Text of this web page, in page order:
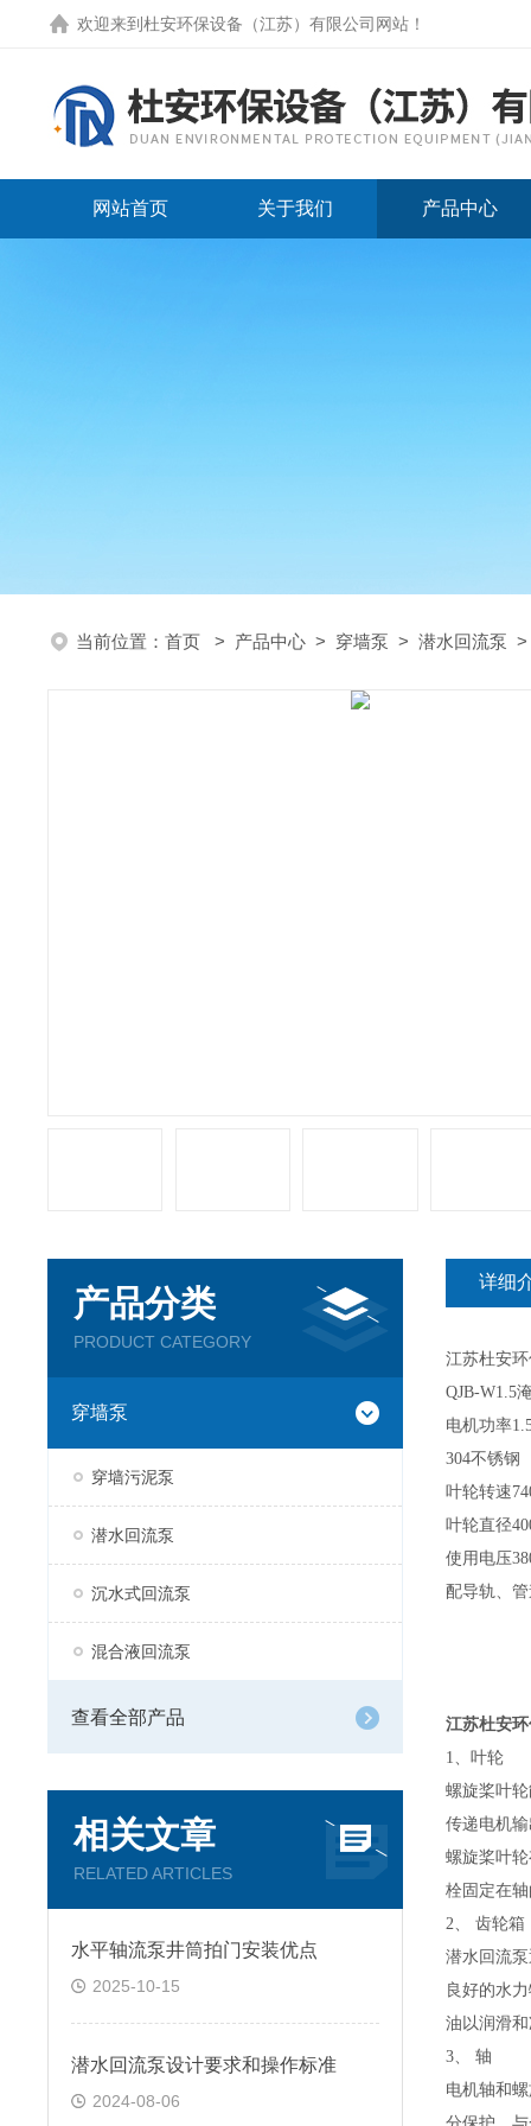
欢迎来到 杜安环保设备（江苏）有限公司网站 ！
网站首页 关于我们 产品中心
当前位置： 首页 > 产品中心 > 穿墙泵 > 潜水回流泵 >
产品分类
PRODUCT CATEGORY
穿墙泵
穿墙污泥泵
潜水回流泵
沉水式回流泵
混合液回流泵
查看全部产品
相关文章
RELATED ARTICLES
水平轴流泵井筒拍门安装优点
2025-10-15
潜水回流泵设计要求和操作标准
2024-08-06
详细
江苏杜安
QJB-W1.5
电机功率
304不锈钢
叶轮转速7
叶轮直径
使用电压
配导轨、
江苏杜安
1、叶轮
螺旋桨叶
传递电机
螺旋桨叶
栓固定在
2、 齿轮箱
潜水回流
良好的水
油以润滑
3、 轴
电机轴和